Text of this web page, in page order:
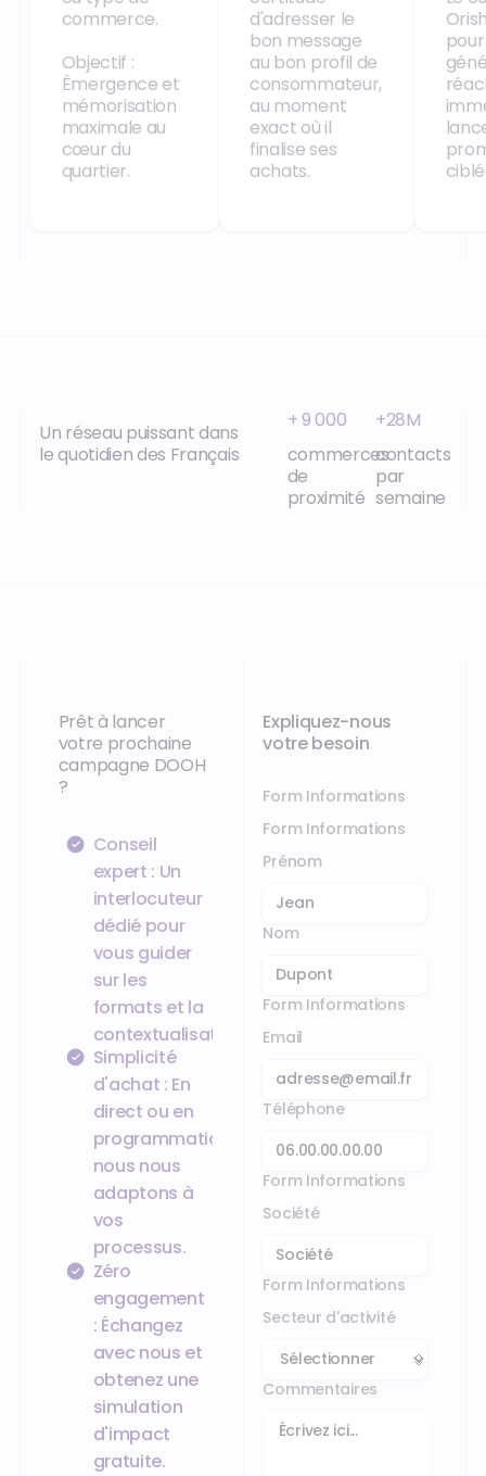
commerce.
Objectif :
Émergence et
mémorisation
maximale au
cœur du
quartier.
d'adresser le
bon message
au bon profil de
consommateur,
au moment
exact où il
finalise ses
achats.
pour
Un réseau puissant dans
le quotidien des Français
+ 9 000
commerces
de
proximité
+28M
contacts
par
semaine
Prêt à lancer
votre prochaine
campagne DOOH
?
Conseil
expert : Un
interlocuteur
dédié pour
vous guider
sur les
formats et la
contextualisation.
Simplicité
d'achat : En
direct ou en
programmatique,
nous nous
adaptons à
vos
processus.
Zéro
engagement
: Échangez
avec nous et
obtenez une
simulation
d'impact
gratuite.
Expliquez-nous
votre besoin
Form Informations
Form Informations
Prénom
Nom
Form Informations
Email
Téléphone
Form Informations
Société
Form Informations
Secteur d'activité
Commentaires